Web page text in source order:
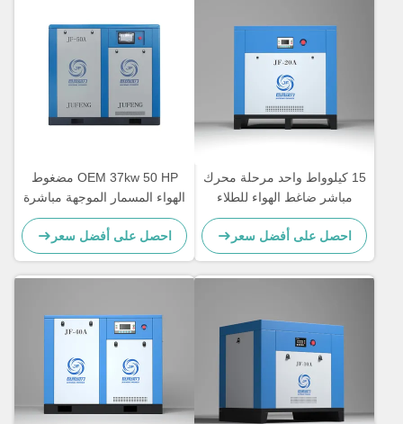
15 كيلوواط واحد مرحلة محرك
مباشر ضاغط الهواء للطلاء
الصناعي 20HP سرعة ثابتة
احصل على أفضل سعر
OEM 37kw 50 HP مضغوط
الهواء المسمار الموجهة مباشرة
مرحلة واحدة نوع سرعة ثابتة
احصل على أفضل سعر